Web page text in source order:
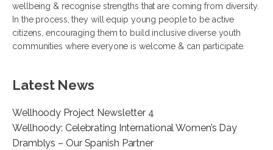
wellbeing & recognise strengths that are coming from diversity.
In the process, they will equip young people to be active
citizens, encouraging them to build inclusive diverse youth
communities where everyone is welcome & can participate.
Latest News
Wellhoody Project Newsletter 4
Wellhoody: Celebrating International Women’s Day
Dramblys – Our Spanish Partner